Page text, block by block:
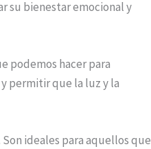
su bienestar emocional y
podemos hacer para
permitir que la luz y la
ideales para aquellos que